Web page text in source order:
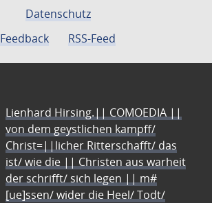
Datenschutz
Feedback
RSS-Feed
Lienhard Hirsing.|| COMOEDIA ||
von dem geystlichen kampff/
Christ=||licher Ritterschafft/ das
ist/ wie die || Christen aus warheit
der schrifft/ sich legen || m#
[ue]ssen/ wider die Heel/ Todt/